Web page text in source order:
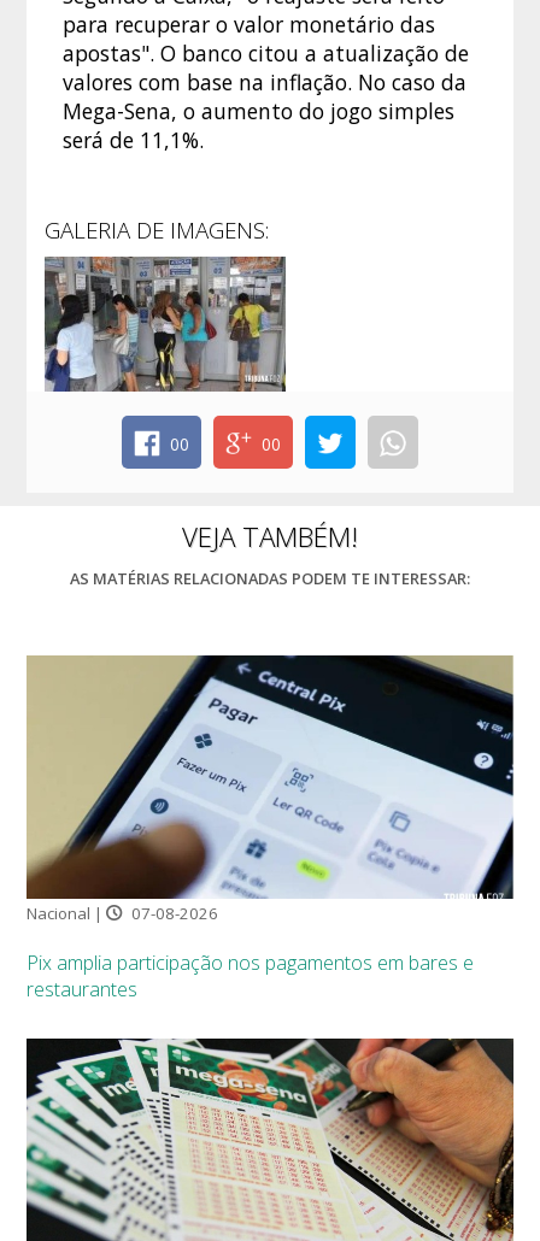
para recuperar o valor monetário das
apostas". O banco citou a atualização de
valores com base na inflação. No caso da
Mega-Sena, o aumento do jogo simples
será de 11,1%.
GALERIA DE IMAGENS:
00 00
VEJA TAMBÉM!
AS MATÉRIAS RELACIONADAS PODEM TE INTERESSAR:
Nacional | 07-08-2026
Pix amplia participação nos pagamentos em bares e
restaurantes